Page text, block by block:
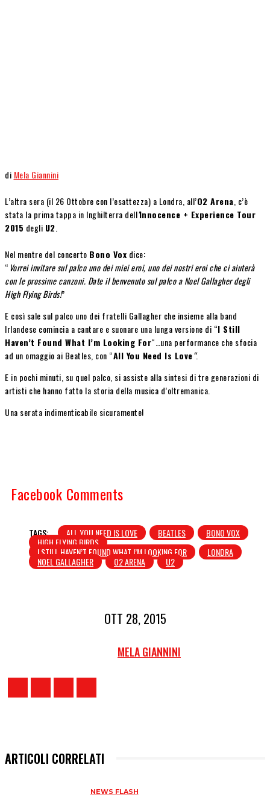
di Mela Giannini
L’altra sera (il 26 Ottobre con l’esattezza) a Londra, all’O2 Arena , c’è
stata la prima tappa in Inghilterra dell‘Innocence + Experience Tour
2015 degli U2
Nel mentre del concerto Bono Vox dice:
“Vorrei invitare sul palco uno dei miei eroi, uno dei nostri eroi che ci aiuterà
con le prossime canzoni. Date il benvenuto sul palco a Noel Gallagher degli
High Flying Birds!”
E così sale sul palco uno dei fratelli Gallagher che insieme alla band
Irlandese comincia a cantare e suonare una lunga versione di “I Still
Haven’t Found What I’m Looking For“…una performance che sfocia
ad un omaggio ai Beatles, con “All You Need Is Love“.
E in pochi minuti, su quel palco, si assiste alla sintesi di tre generazioni di
artisti che hanno fatto la storia della musica d’oltremanica.
Una serata indimenticabile sicuramente!
Facebook Comments
TAGS: ALL YOU NEED IS LOVE BEATLES BONO VOX
HIGH FLYING BIRDS
I STILL HAVEN’T FOUND WHAT I’M LOOKING FOR LONDRA
NOEL GALLAGHER O2 ARENA U2
OTT 28, 2015
MELA GIANNINI
ARTICOLI CORRELATI
NEWS FLASH